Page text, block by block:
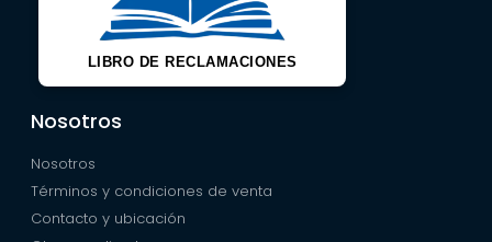
LIBRO DE RECLAMACIONES
Nosotros
Nosotros
Términos y condiciones de venta
Contacto y ubicación